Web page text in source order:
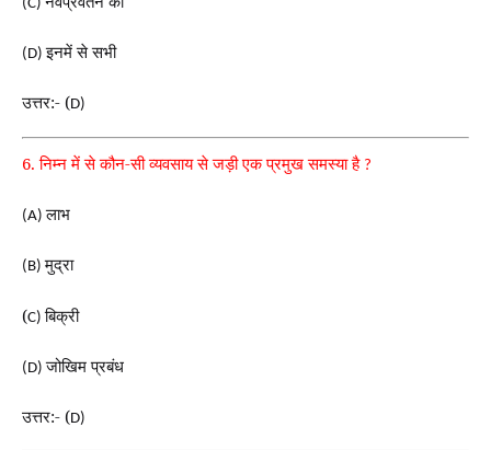
(C)
(D)इनमें से सभी
उत्तर:- (D)
6. निम्न में से कौन-सी व्यवसाय से जड़ी एक प्रमुख समस्या है ?
(A)लाभ
(B)मुद्रा
(C)बिक्री
(D)जोखिम प्रबंध
उत्तर:- (D)